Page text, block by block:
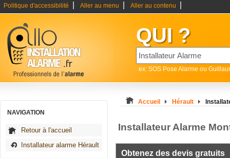
Politique d'accessibilité Aller au menu Aller au contenu
QUI ?
ex: SOS Pose Alarme ou
NAVIGATION
Retour à l'accueil
Installateur alarme Hérault
Accueil Hérault
Installateur Alarme
Obtenez des devis gratuits